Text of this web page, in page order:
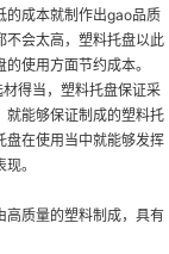
的成本就制作出gao品质
不会太高，塑料托盘以此
使用方面节约成本。
得当，塑料托盘保证采
就能够保证制成的塑料托
盘在使用当中就能够发挥
。
高质量的塑料制成，具有